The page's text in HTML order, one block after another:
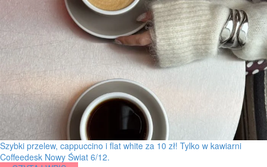
Szybki przelew, cappuccino i flat white za 10 zł! Tylko w kawiarni
Coffeedesk Nowy Świat 6/12.